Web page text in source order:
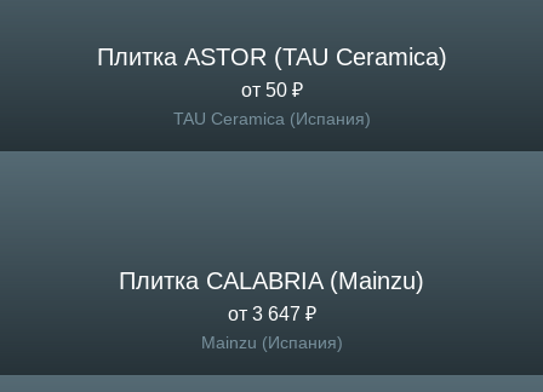
Плитка ASTOR (TAU Ceramica)
от 50 ₽
TAU Ceramica (Испания)
Плитка CALABRIA (Mainzu)
от 3 647 ₽
Mainzu (Испания)